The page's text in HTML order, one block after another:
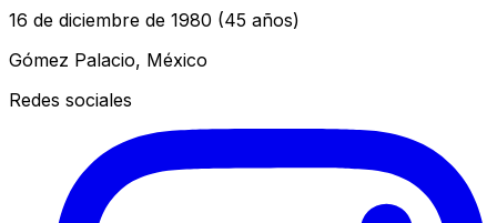
16 de diciembre de 1980 (45 años)
Gómez Palacio, México
Redes sociales